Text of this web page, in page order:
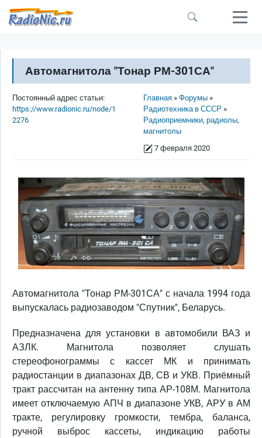
Перейти к основному содержанию
Автомагнитола "Тонар РМ-301СА"
Строка навигации
Главная
Форумы
Радиотехника в СССР
Радиоприемники, радиолы,
магнитолы
7 февраля 2020
Постоянный адрес статьи:
https://www.radionic.ru/node/1
2276
Автомагнитола "Тонар РМ-301СА" с начала 1994 года
выпускалась радиозаводом "Спутник", Беларусь.
Предназначена для установки в автомобили ВАЗ и
АЗЛК. Магнитола позволяет слушать
стереофонограммы с кассет МК и принимать
радиостанции в диапазонах ДВ, СВ и УКВ. Приёмный
тракт рассчитан на антенну типа АР-108М. Магнитола
имеет отключаемую АПЧ в диапазоне УКВ, АРУ в АМ
тракте, регулировку громкости, тембра, баланса,
ручной выброс кассеты, индикацию работы